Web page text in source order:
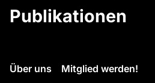
Publikationen
Über uns Mitglied werden!